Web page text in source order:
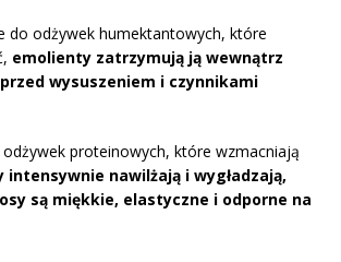
do odżywek humektantowych, które
emolienty zatrzymują ją wewnątrz
wysuszeniem i czynnikami
proteinowych, które wzmacniają
intensywnie nawilżają i wygładzają,
są miękkie, elastyczne i odporne na